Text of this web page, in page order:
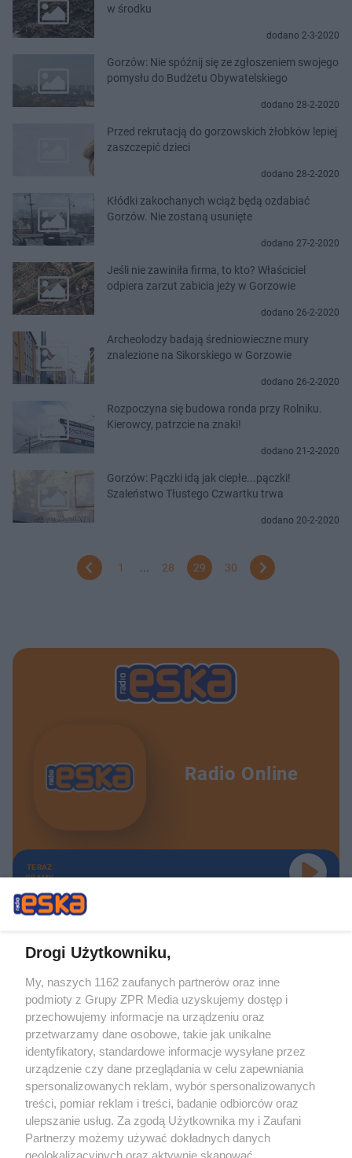
w środku
dodano 2-3-2020
Gorzów: Nie spóźnij się ze zgłoszeniem swojego
pomysłu do Budżetu Obywatelskiego
dodano 28-2-2020
Przed rekrutacją do gorzowskich żłobków lepiej
zaszczepić dzieci
dodano 28-2-2020
Kłódki zakochanych wciąż będą ozdabiać
Gorzów. Nie zostaną usunięte
dodano 27-2-2020
Jeśli nie zawiniła firma, to kto? Właściciel
odpiera zarzut zabicia jeży w Gorzowie
dodano 26-2-2020
Archeolodzy badają średniowieczne mury
znalezione na Sikorskiego w Gorzowie
dodano 26-2-2020
Rozpoczyna się budowa ronda przy Rolniku.
Kierowcy, patrzcie na znaki!
dodano 21-2-2020
Gorzów: Pączki idą jak ciepłe...pączki!
Szaleństwo Tłustego Czwartku trwa
dodano 20-2-2020
1 28 29 30
Radio Online
TERAZ
GRAMY
Żaden utwór zamieszczony w serwisie nie może być powielany i
rozpowszechniany lub dalej rozpowszechniany w jakikolwiek sposób (w
tym także elektroniczny lub mechaniczny) na jakimkolwiek polu
eksploatacji w jakiejkolwiek formie, włącznie z umieszczaniem w Internecie
bez pisemnej zgody właściciela praw. Jakiekolwiek użycie lub
wykorzystanie utworów w całości lub w części z naruszeniem prawa, tzn.
bez właściwej zgody, jest zabronione pod groźbą kary i może być ścigane
prawnie.
Drogi Użytkowniku,
My, naszych 1162 zaufanych partnerów oraz inne
podmioty z Grupy ZPR Media uzyskujemy dostęp i
przechowujemy informacje na urządzeniu oraz
przetwarzamy dane osobowe, takie jak unikalne
identyfikatory, standardowe informacje wysyłane przez
urządzenie czy dane przeglądania w celu zapewniania
spersonalizowanych reklam, wybór spersonalizowanych
treści, pomiar reklam i treści, badanie odbiorców oraz
ulepszanie usług. Za zgodą Użytkownika my i Zaufani
Partnerzy możemy używać dokładnych danych
geolokalizacyjnych oraz aktywnie skanować